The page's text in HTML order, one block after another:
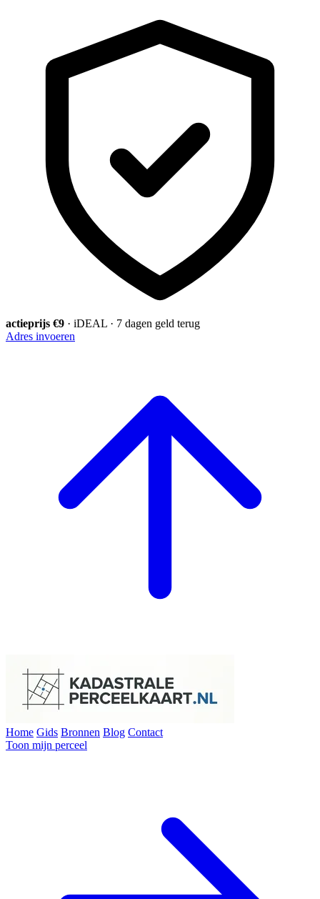
actieprijs €9 · iDEAL · 7 dagen geld terug
Adres invoeren
Home Gids Bronnen Blog Contact
Toon mijn perceel